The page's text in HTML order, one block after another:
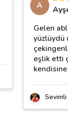
A
Gelen
yüzlüydü
eşlik etti
kendisine